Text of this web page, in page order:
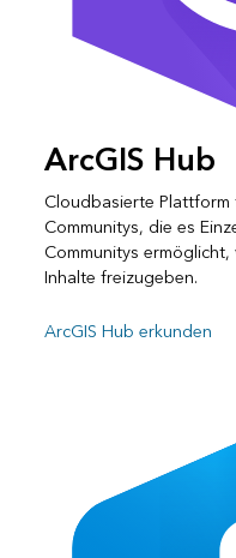
ArcGIS Hub
Cloudbasierte
Communitys, die es
Communitys
Inhalte freizugeben.
ArcGIS Hub erkunden